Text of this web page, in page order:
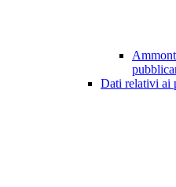
Dati relativi ai